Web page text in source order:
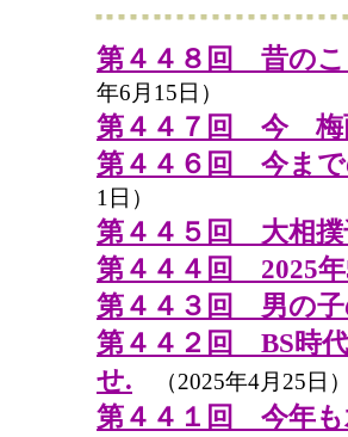
第４４８回 昔の
年6月15日）
第４４７回 今 梅
第４４６回 今まで
1日）
第４４５回 大相撲
第４４４回 2025年
第４４３回 男の子
第４４２回 BS時
せ. （2025年4月25日）
第４４１回 今年も